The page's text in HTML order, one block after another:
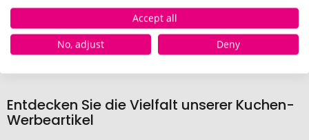
Diese Vorteile machen Kuchen zu hervorragenden
Werbeartikeln, die Ihre Marke auf köstliche und kreative Weise
Entdecken Sie die Vielfalt unserer Kuchen-
Werbeartikel
Accept all
No, adjust
Deny